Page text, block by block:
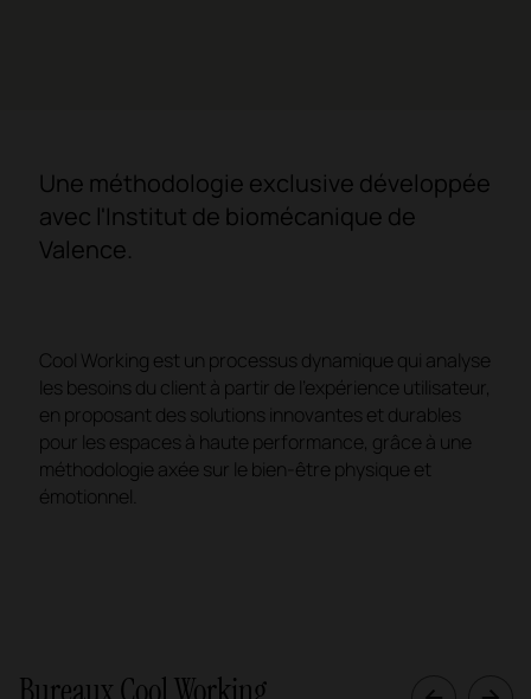
Une méthodologie exclusive développée
avec l'Institut de biomécanique de
Valence.
Cool Working est un processus dynamique qui analyse
les besoins du client à partir de l'expérience utilisateur,
en proposant des solutions innovantes et durables
pour les espaces à haute performance, grâce à une
méthodologie axée sur le bien-être physique et
émotionnel.